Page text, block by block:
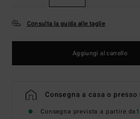
Consulta la guida alle taglie
Aggiungi al carrello
Consegna a casa o
Consegna prevista a partire da